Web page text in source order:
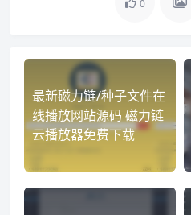
0
最新磁力链/种子文件在
线播放网站源码 磁力链
云播放器免费下载